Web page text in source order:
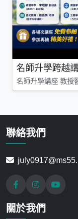
名師升學跨越
名師升學講座 教授
聯絡我們
關於我們